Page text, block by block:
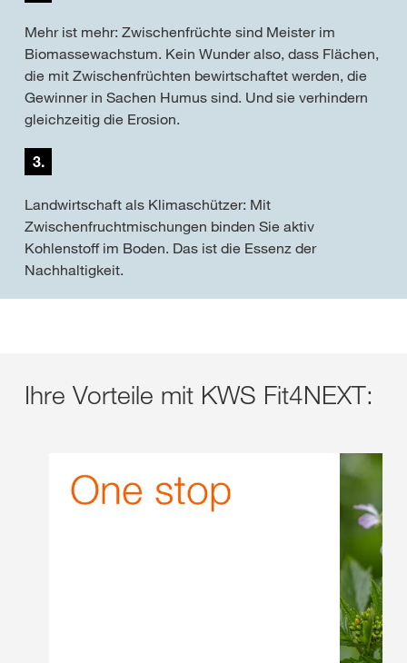
Mehr ist mehr: Zwischenfrüchte sind Meister im
Biomassewachstum. Kein Wunder also, dass Flächen,
die mit Zwischenfrüchten bewirtschaftet werden, die
Gewinner in Sachen Humus sind. Und sie verhindern
gleichzeitig die Erosion.
3.
Landwirtschaft als Klimaschützer: Mit
Zwischenfruchtmischungen binden Sie aktiv
Kohlenstoff im Boden. Das ist die Essenz der
Nachhaltigkeit.
Ihre Vorteile mit KWS Fit4NEXT: